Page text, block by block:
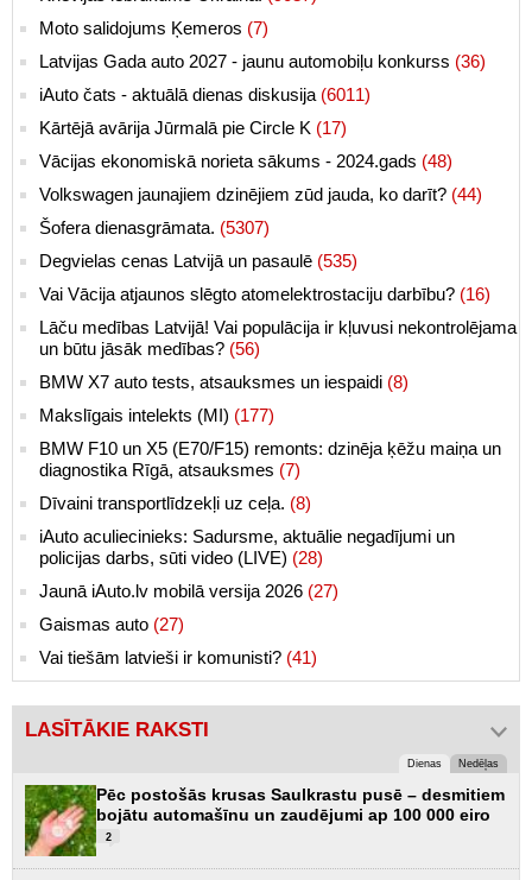
Moto salidojums Ķemeros (7)
Latvijas Gada auto 2027 - jaunu automobiļu konkurss (36)
iAuto čats - aktuālā dienas diskusija (6011)
Kārtējā avārija Jūrmalā pie Circle K (17)
Vācijas ekonomiskā norieta sākums - 2024.gads (48)
Volkswagen jaunajiem dzinējiem zūd jauda, ko darīt? (44)
Šofera dienasgrāmata. (5307)
Degvielas cenas Latvijā un pasaulē (535)
Vai Vācija atjaunos slēgto atomelektrostaciju darbību? (16)
Lāču medības Latvijā! Vai populācija ir kļuvusi nekontrolējama
un būtu jāsāk medības? (56)
BMW X7 auto tests, atsauksmes un iespaidi (8)
Makslīgais intelekts (MI) (177)
BMW F10 un X5 (E70/F15) remonts: dzinēja ķēžu maiņa un
diagnostika Rīgā, atsauksmes (7)
Dīvaini transportlīdzekļi uz ceļa. (8)
iAuto aculiecinieks: Sadursme, aktuālie negadījumi un
policijas darbs, sūti video (LIVE) (28)
Jaunā iAuto.lv mobilā versija 2026 (27)
Gaismas auto (27)
Vai tiešām latvieši ir komunisti? (41)
LASĪTĀKIE RAKSTI
Dienas Nedēļas
Pēc postošās krusas Saulkrastu pusē – desmitiem
bojātu automašīnu un zaudējumi ap 100 000 eiro
2